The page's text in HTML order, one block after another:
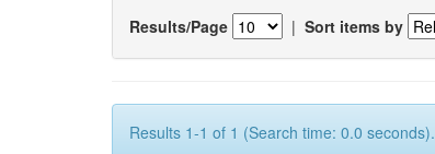
Results/Page | Sort items by
Results 1-1 of 1 (Search time: 0.0 seconds).